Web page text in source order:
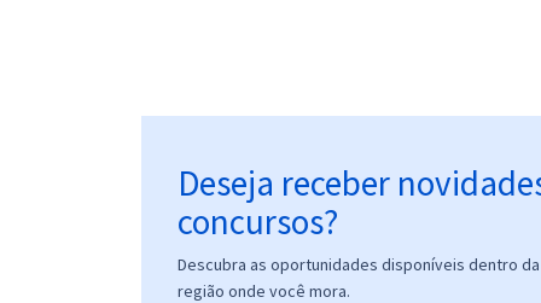
Enfermagem de Urgência e Emergência
Deseja receber
concursos?
Descubra as oportunidades disponíveis dentro
região onde você mora.